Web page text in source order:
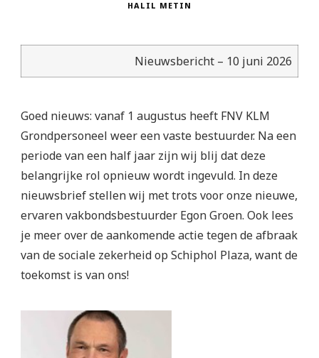
HALIL METIN
Nieuwsbericht – 10 juni 2026
Goed nieuws: vanaf 1 augustus heeft FNV KLM
Grondpersoneel weer een vaste bestuurder. Na een
periode van een half jaar zijn wij blij dat deze
belangrijke rol opnieuw wordt ingevuld. In deze
nieuwsbrief stellen wij met trots voor onze nieuwe,
ervaren vakbondsbestuurder Egon Groen. Ook lees
je meer over de aankomende actie tegen de afbraak
van de sociale zekerheid op Schiphol Plaza, want de
toekomst is van ons!